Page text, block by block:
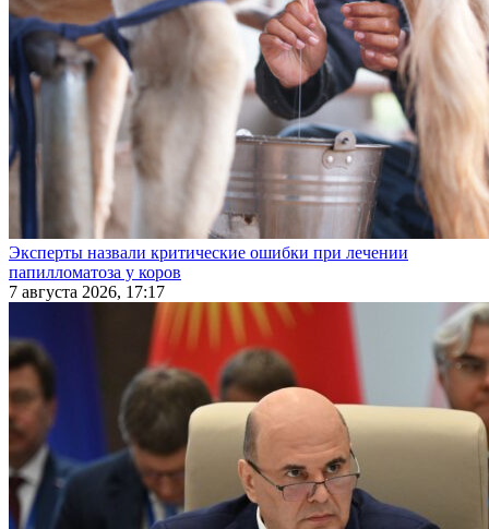
Эксперты назвали критические ошибки при лечении
папилломатоза у коров
7 августа 2026, 17:17